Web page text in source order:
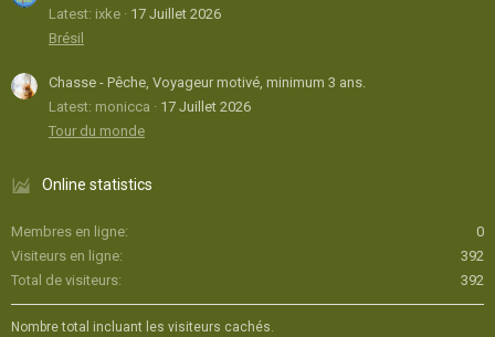
Latest: ixke
17 Juillet 2026
Brésil
Chasse - Pêche, Voyageur motivé, minimum 3 ans.
Latest: monicca
17 Juillet 2026
Tour du monde
Online statistics
Membres en ligne
0
Visiteurs en ligne
392
Total de visiteurs
392
Nombre total incluant les visiteurs cachés.